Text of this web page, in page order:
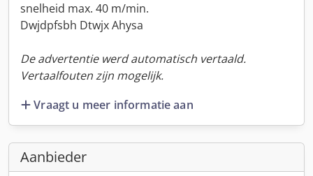
snelheid max. 40 m/min.
Dwjdpfsbh Dtwjx Ahysa
De advertentie werd automatisch vertaald.
Vertaalfouten zijn mogelijk.
Vraagt u meer informatie aan
Aanbieder